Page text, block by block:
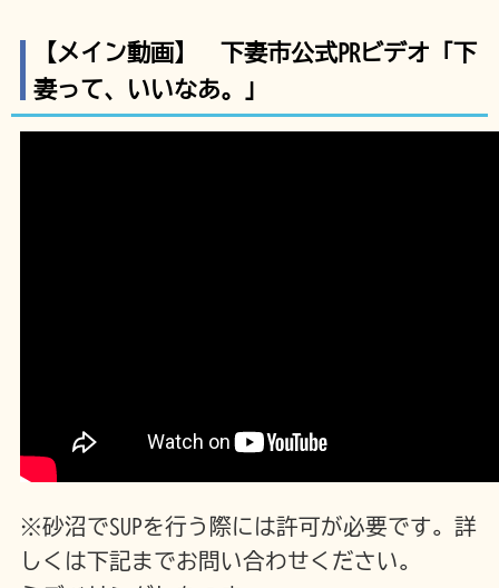
【メイン動画】 下妻市公式PRビデオ「下
妻って、いいなあ。」
※砂沼でSUPを行う際には許可が必要です。詳
しくは下記までお問い合わせください。